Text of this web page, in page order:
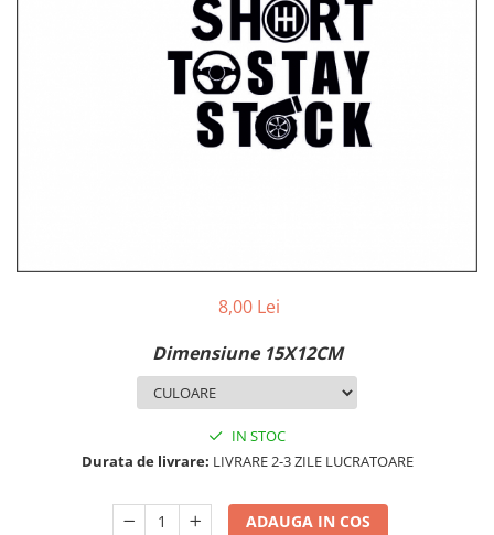
VOLVO
STICKERE STALPI SI GEAM MIC
STICKERE CAMUFLAJ
STICKERE PENTRU FIRME
8,00 Lei
Dimensiune 15X12CM
IN STOC
Durata de livrare: LIVRARE 2-3 ZILE LUCRATOARE
ADAUGA IN COS